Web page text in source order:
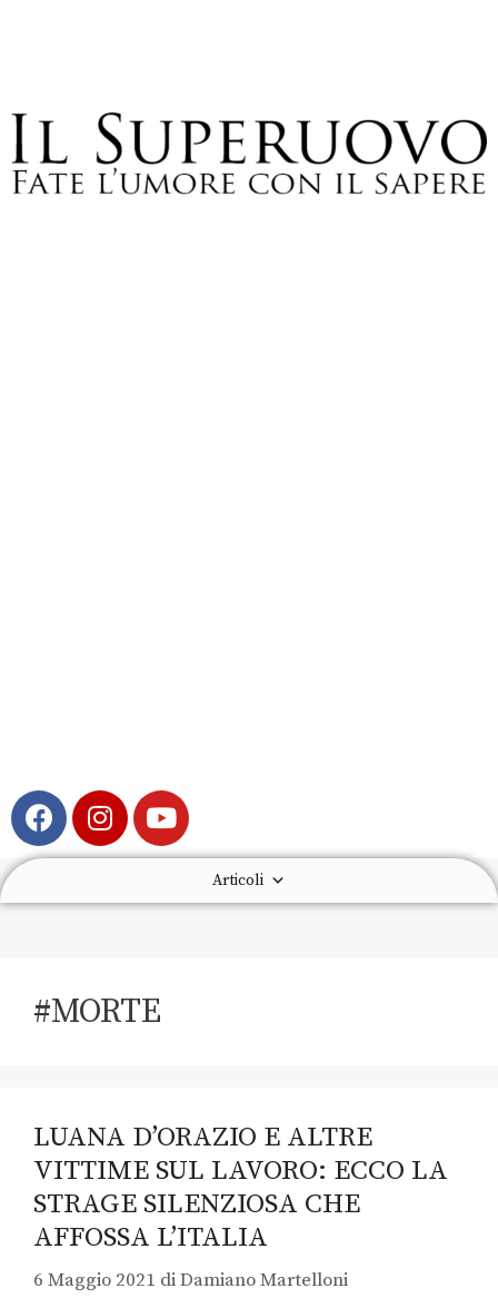
Articoli
#MORTE
LUANA D’ORAZIO E ALTRE
VITTIME SUL LAVORO: ECCO LA
STRAGE SILENZIOSA CHE
AFFOSSA L’ITALIA
6 Maggio 2021 diDamiano Martelloni